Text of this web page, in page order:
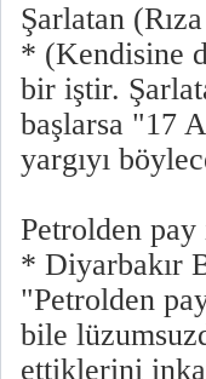
Şarlatan
* (Kendisine
bir iştir.
başlarsa "17
yargıyı
Petrolden
* Diyarbakır
"Petrolden
bile
ettiklerini